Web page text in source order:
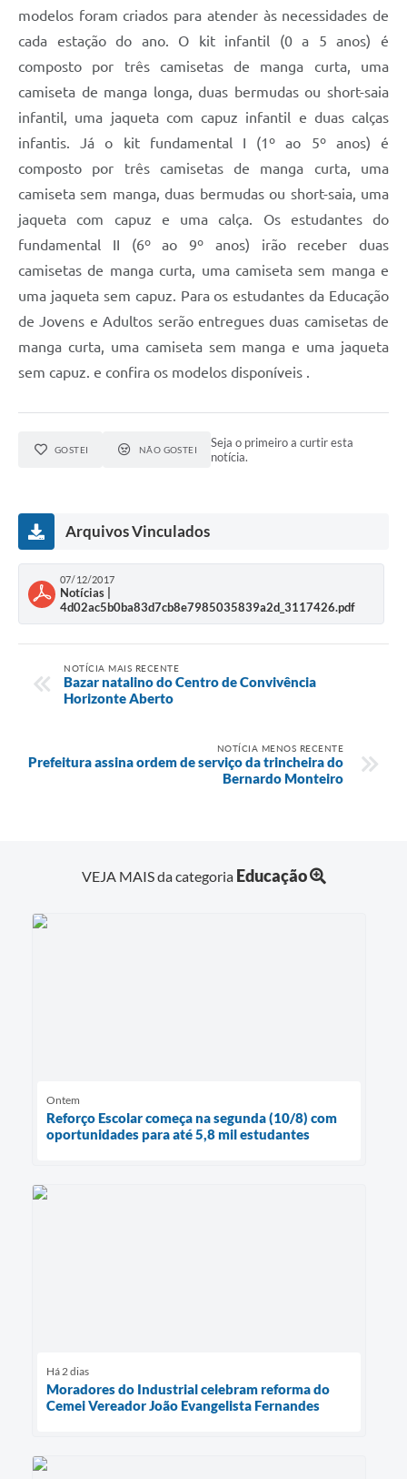
modelos foram criados para atender às necessidades de
cada estação do ano. O kit infantil (0 a 5 anos) é
composto por três camisetas de manga curta, uma
camiseta de manga longa, duas bermudas ou short-saia
infantil, uma jaqueta com capuz infantil e duas calças
infantis. Já o kit fundamental I (1º ao 5º anos) é
composto por três camisetas de manga curta, uma
camiseta sem manga, duas bermudas ou short-saia, uma
jaqueta com capuz e uma calça. Os estudantes do
fundamental II (6º ao 9º anos) irão receber duas
camisetas de manga curta, uma camiseta sem manga e
uma jaqueta sem capuz. Para os estudantes da Educação
de Jovens e Adultos serão entregues duas camisetas de
manga curta, uma camiseta sem manga e uma jaqueta
sem capuz. e confira os modelos disponíveis .
GOSTEI NÃO GOSTEI
Seja o primeiro a curtir esta
notícia.
Arquivos Vinculados
07/12/2017
Notícias |
4d02ac5b0ba83d7cb8e7985035839a2d_3117426.pdf
NOTÍCIA MAIS RECENTE
Bazar natalino do Centro de Convivência
Horizonte Aberto
NOTÍCIA MENOS RECENTE
Prefeitura assina ordem de serviço da trincheira do
Bernardo Monteiro
VEJA MAIS da categoria Educação
Ontem
Reforço Escolar começa na segunda (10/8) com
oportunidades para até 5,8 mil estudantes
Há 2 dias
Moradores do Industrial celebram reforma do
Cemei Vereador João Evangelista Fernandes